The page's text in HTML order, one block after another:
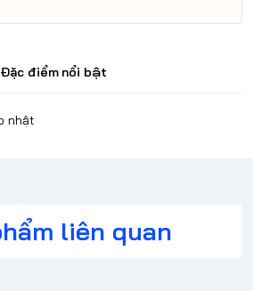
Đặc điểm nổi bật
nhật
liên quan